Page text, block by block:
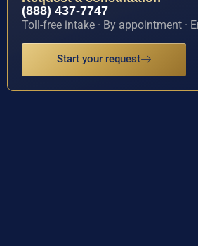
(888) 437-7747
Toll-free intake · By appointment ·
Start your request